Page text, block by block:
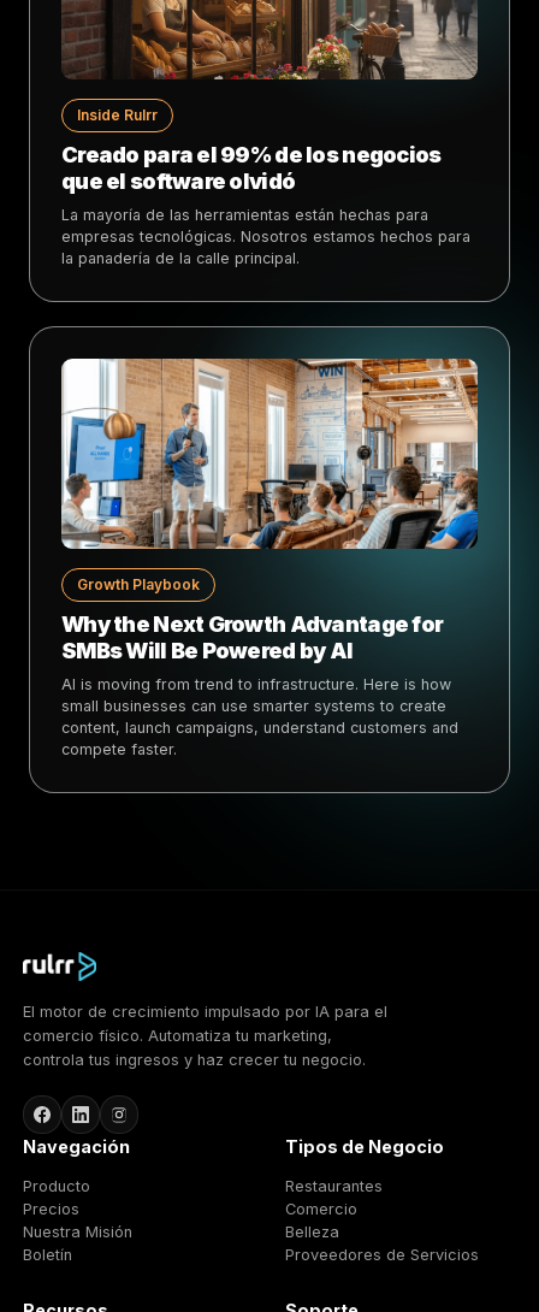
Inside Rulrr
Creado para el 99% de los negocios
que el software olvidó
La mayoría de las herramientas están hechas para
empresas tecnológicas. Nosotros estamos hechos para
la panadería de la calle principal.
Growth Playbook
Why the Next Growth Advantage for
SMBs Will Be Powered by AI
AI is moving from trend to infrastructure. Here is how
small businesses can use smarter systems to create
content, launch campaigns, understand customers and
compete faster.